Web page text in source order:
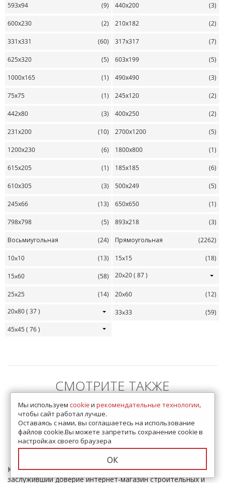
593х94 (9) 440х200 (3)
600х230 (2) 210х182 (2)
331х331 (60) 317х317 (7)
625х320 (5) 603х199 (5)
1000х165 (1) 490х490 (3)
75х75 (1) 245х120 (2)
442х80 (3) 400х250 (2)
231х200 (10) 2700х1200 (5)
1200х230 (6) 1800х800 (1)
615х205 (1) 185х185 (6)
610х305 (3) 500х249 (5)
245х66 (13) 650х650 (1)
798х798 (5) 893х218 (3)
Восьмиугольная (24) Прямоугольная (2262)
10x10 (13) 15x15 (18)
15x60 (58) 20x20( 87 )
25x25 (14) 20x60
(12)
20x80( 37 ) 33x33
(59)
45x45( 76 )
СМОТРИТЕ ТАКЖЕ
По назначению
Дополнительно
По размеру
По цвету
По рисунку
По стране
Купить Плитку на пол 610х610 предлагает PLITKA SDVK –
заслуживший доверие интернет-магазин строительных и
Мы используем cookieи рекомендательные технологии,
чтобы сайт работал лучше.
Оставаясь с нами, вы соглашаетесь на использование
файлов cookie.Вы можете запретить сохранение cookie в
настройках своего браузера
ОК